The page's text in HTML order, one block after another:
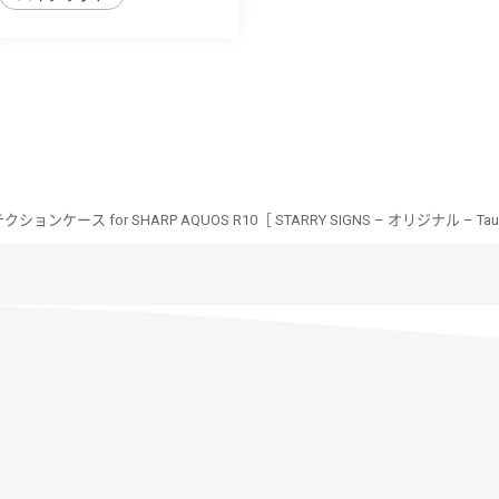
ションケース for SHARP AQUOS R10［ STARRY SIGNS – オリジナル –